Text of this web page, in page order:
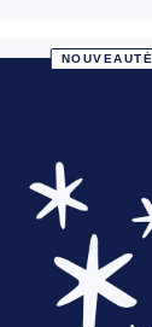
NOUVEAUTÉ